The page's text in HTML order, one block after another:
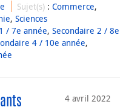
Sujet(s) :Commerce,
, Sciences
/ 7e année,Secondaire 2 / 8e
4 / 10e année,
4 avril 2022